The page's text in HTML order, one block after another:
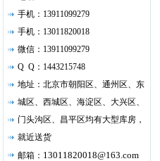
手机：13911099279
手机：13011820018
微信：13911099279
Q Q：1443215748
地址：北京市朝阳区、通州区、东
城区、西城区、海淀区、大兴区、
门头沟区、昌平区均有大型库房，
就近送货
邮箱： 13011820018@163.com